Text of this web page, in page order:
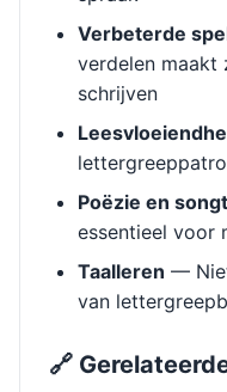
Verbeterde
verdelen maakt
schrijven
Poëzie en
essentieel voor
Taalleren —
van
🔗